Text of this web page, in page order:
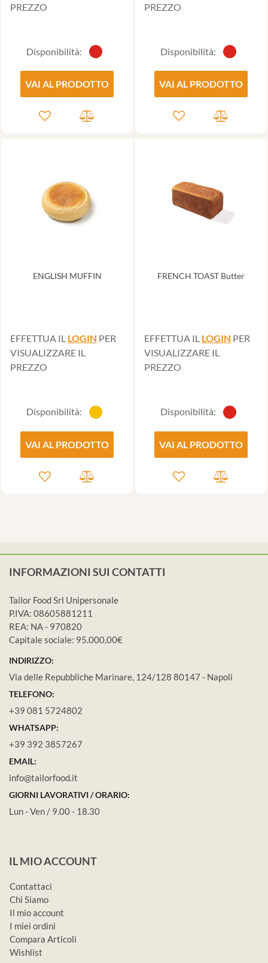
PREZZO
Disponibilità:
VAI AL PRODOTTO
PREZZO
Disponibilità:
VAI AL PRODOTTO
ENGLISH MUFFIN
EFFETTUA IL LOGIN PER
VISUALIZZARE IL
PREZZO
Disponibilità:
VAI AL PRODOTTO
FRENCH TOAST Butter
EFFETTUA IL LOGIN PER
VISUALIZZARE IL
PREZZO
Disponibilità:
VAI AL PRODOTTO
INFORMAZIONI SUI CONTATTI
Tailor Food Srl Unipersonale
P.IVA: 08605881211
REA: NA - 970820
Capitale sociale: 95.000,00€
INDIRIZZO:
Via delle Repubbliche Marinare, 124/128 80147 - Napoli
TELEFONO:
+39 081 5724802
WHATSAPP:
+39 392 3857267
EMAIL:
info@tailorfood.it
GIORNI LAVORATIVI / ORARIO:
Lun - Ven / 9.00 - 18.30
IL MIO ACCOUNT
Contattaci
Chi Siamo
Il mio account
I miei ordini
Compara Articoli
Wishlist